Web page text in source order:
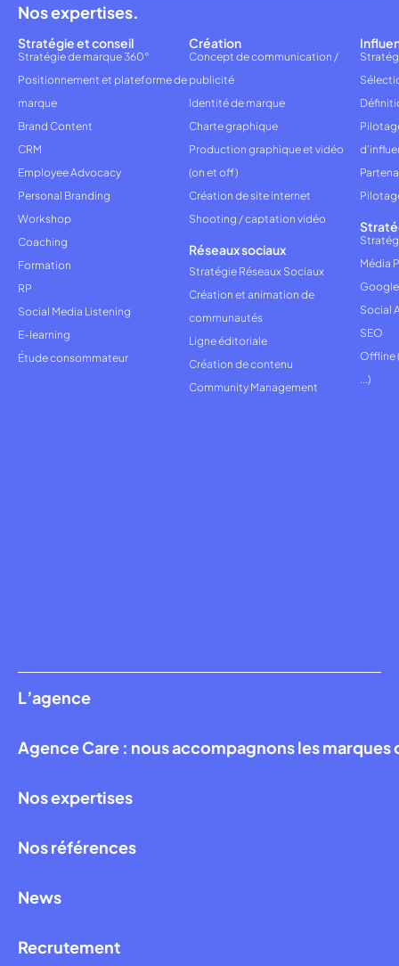
L’agence
Agence Care : nous accompagnons les
Nos expertises
Nos références
News
Recrutement
Nos expertises.
Stratégie et conseil
Stratégie de marque 360°
Positionnement et plateforme de
marque
Brand Content
CRM
Employee Advocacy
Personal Branding
Workshop
Coaching
Formation
RP
Social Media Listening
E-learning
Étude consommateur
Création
Concept de communication /
publicité
Identité de marque
Charte graphique
Production graphique et vidéo
(on et off)
Création de site internet
Shooting / captation vidéo
Réseaux sociaux
Stratégie Réseaux Sociaux
Création et animation de
communautés
Ligne éditoriale
Création de contenu
Community Management
Média
Social
SEO
Offline
...)